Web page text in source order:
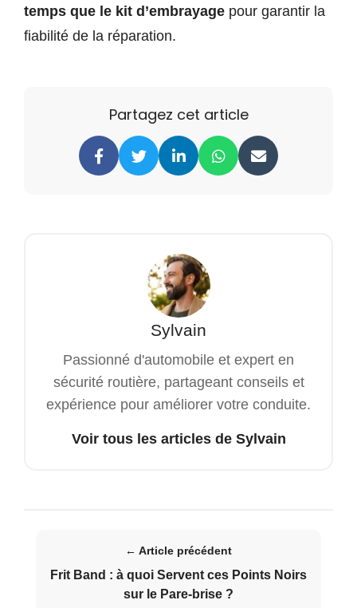
temps que le kit d’embrayage pour garantir la
fiabilité de la réparation.
Partagez cet article
Sylvain
Passionné d'automobile et expert en
sécurité routière, partageant conseils et
expérience pour améliorer votre conduite.
Voir tous les articles de Sylvain
← Article précédent
Frit Band : à quoi Servent ces Points Noirs
sur le Pare-brise ?